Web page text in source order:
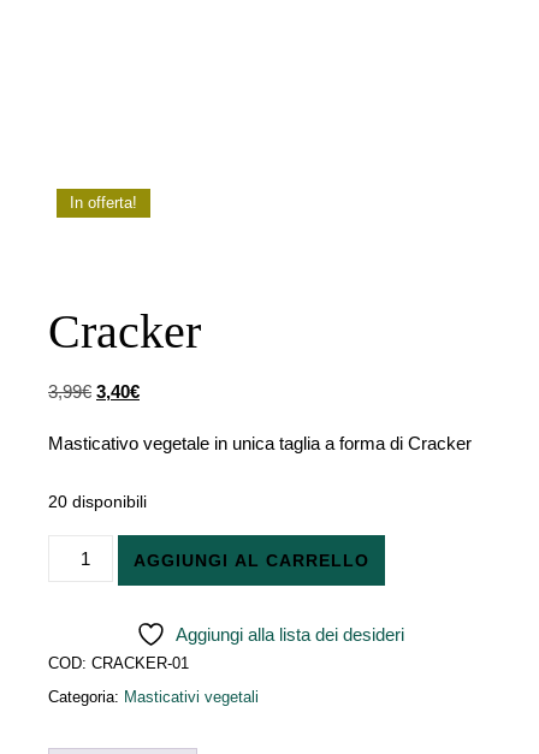
In offerta!
Cracker
3,99€ Il prezzo originale era: 3,99€.
3,40€Il prezzo attuale è: 3,40€.
Masticativo vegetale in unica taglia a forma di Cracker
20 disponibili
Cracker quantità
AGGIUNGI AL CARRELLO
Aggiungi alla lista dei desideri
COD: CRACKER-01
Categoria: Masticativi vegetali